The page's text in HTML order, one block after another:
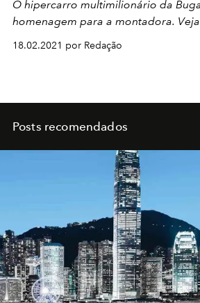
O hipercarro multimilionário da
homenagem para a montadora.
18.02.2021 por Redação
Posts recomendados